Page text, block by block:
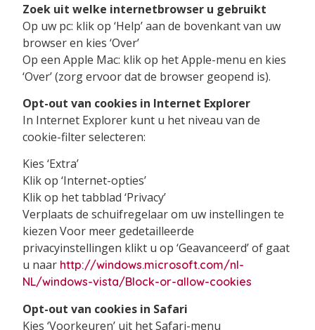
Zoek uit welke internetbrowser u gebruikt
Op uw pc: klik op ‘Help’ aan de bovenkant van uw
browser en kies ‘Over’
Op een Apple Mac: klik op het Apple-menu en kies
‘Over’ (zorg ervoor dat de browser geopend is).
Opt-out van cookies in Internet Explorer
In Internet Explorer kunt u het niveau van de
cookie-filter selecteren:
Kies ‘Extra’
Klik op ‘Internet-opties’
Klik op het tabblad ‘Privacy’
Verplaats de schuifregelaar om uw instellingen te
kiezen Voor meer gedetailleerde
privacyinstellingen klikt u op ‘Geavanceerd’ of gaat
u naar http://windows.microsoft.com/nl-
NL/windows-vista/Block-or-allow-cookies
Opt-out van cookies in Safari
Kies ‘Voorkeuren’ uit het Safari-menu